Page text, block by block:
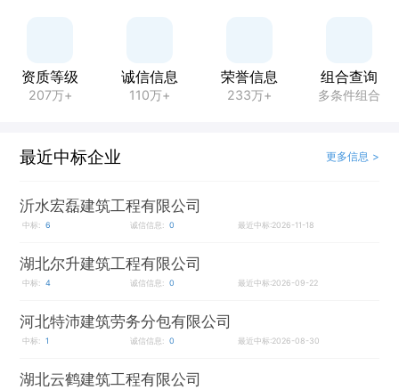
资质等级
207万+
诚信信息
110万+
荣誉信息
233万+
组合查询
多条件组合
最近中标企业 更多信息 >
沂水宏磊建筑工程有限公司
中标: 6 诚信信息: 0 最近中标:2026-11-18
湖北尔升建筑工程有限公司
中标: 4 诚信信息: 0 最近中标:2026-09-22
河北特沛建筑劳务分包有限公司
中标: 1 诚信信息: 0 最近中标:2026-08-30
湖北云鹤建筑工程有限公司